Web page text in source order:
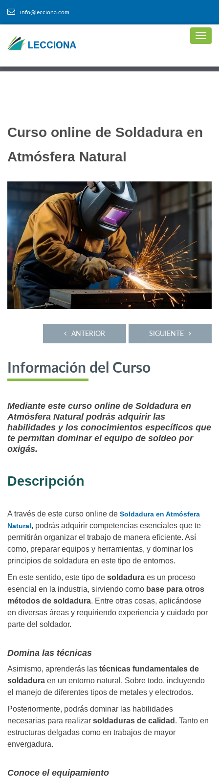
info@lecciona.com
Curso online de Soldadura en
Atmósfera Natural
SIGUIENTE
ANTERIOR
Información del Curso
Mediante este curso online de Soldadura en
Atmósfera Natural podrás adquirir las
habilidades y los conocimientos específicos que
te permitan dominar el equipo de soldeo por
oxigás.
Descripción
A través de este curso online de Soldadura en Atmósfera
Natural, podrás adquirir competencias esenciales que te
permitirán organizar el trabajo de manera eficiente. Así
como, preparar equipos y herramientas, y dominar los
principios de soldadura en este tipo de entornos.
En este sentido, este tipo de soldadura es un proceso
esencial en la industria, sirviendo como base para otros
métodos de soldadura. Entre otras cosas, aplicándose
en diversas áreas y requiriendo experiencia y cuidado por
parte del soldador.
Domina las técnicas
Asimismo, aprenderás las técnicas fundamentales de
soldadura en un entorno natural. Sobre todo, incluyendo
el manejo de diferentes tipos de metales y electrodos.
Posteriormente, podrás dominar las habilidades
necesarias para realizar soldaduras de calidad . Tanto en
estructuras delgadas como en trabajos de mayor
envergadura.
Conoce el equipamiento